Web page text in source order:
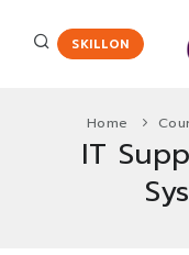
SKILLON
Home
IT